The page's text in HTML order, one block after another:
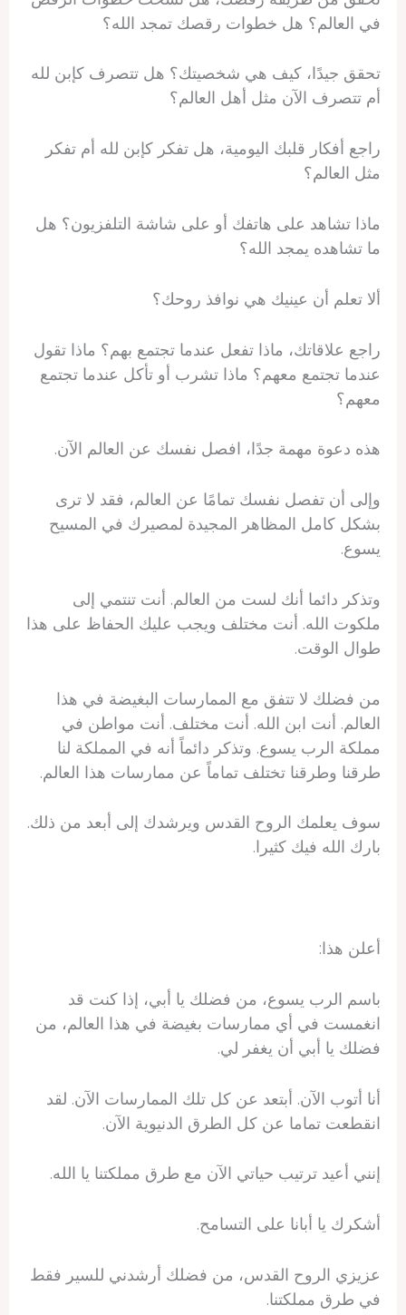
في العالم؟ هل خطوات رقصك تمجد الله؟
تحقق جيدًا، كيف هي شخصيتك؟ هل تتصرف كإبن لله
أم تتصرف الآن مثل أهل العالم؟
راجع أفكار قلبك اليومية، هل تفكر كإبن لله أم تفكر
مثل العالم؟
ماذا تشاهد على هاتفك أو على شاشة التلفزيون؟ هل
ما تشاهده يمجد الله؟
ألا تعلم أن عينيك هي نوافذ روحك؟
راجع علاقاتك، ماذا تفعل عندما تجتمع بهم؟ ماذا تقول
عندما تجتمع معهم؟ ماذا تشرب أو تأكل عندما تجتمع
معهم؟
هذه دعوة مهمة جدًا، افصل نفسك عن العالم الآن.
وإلى أن تفصل نفسك تمامًا عن العالم، فقد لا ترى
بشكل كامل المظاهر المجيدة لمصيرك في المسيح
يسوع.
وتذكر دائما أنك لست من العالم. أنت تنتمي إلى
ملكوت الله. أنت مختلف ويجب عليك الحفاظ على هذا
طوال الوقت.
من فضلك لا تتفق مع الممارسات البغيضة في هذا
العالم. أنت ابن الله. أنت مختلف. أنت مواطن في
مملكة الرب يسوع. وتذكر دائماً أنه في المملكة لنا
طرقنا وطرقنا تختلف تماماً عن ممارسات هذا العالم.
سوف يعلمك الروح القدس ويرشدك إلى أبعد من ذلك.
بارك الله فيك كثيرا.
أعلن هذا:
باسم الرب يسوع، من فضلك يا أبي، إذا كنت قد
انغمست في أي ممارسات بغيضة في هذا العالم، من
فضلك يا أبي أن يغفر لي.
أنا أتوب الآن. أبتعد عن كل تلك الممارسات الآن. لقد
انقطعت تماما عن كل الطرق الدنيوية الآن.
إنني أعيد ترتيب حياتي الآن مع طرق مملكتنا يا الله.
أشكرك يا أبانا على التسامح.
عزيزي الروح القدس، من فضلك أرشدني للسير فقط
في طرق مملكتنا.